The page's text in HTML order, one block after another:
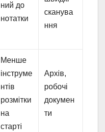
ний до
нотатки
сканува
ння
Менше
інструме
нтів
розмітки
на
старті
Архів,
робочі
докумен
ти